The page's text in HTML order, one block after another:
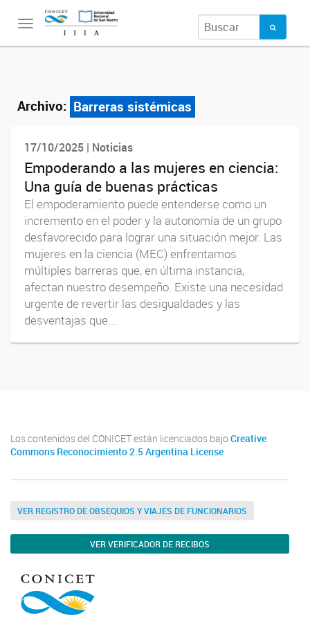
Toggle
navigation
Archivo: Barreras sistémicas
17/10/2025 | Noticias
Empoderando a las mujeres en ciencia:
Una guía de buenas prácticas
El empoderamiento puede entenderse como un
incremento en el poder y la autonomía de un grupo
desfavorecido para lograr una situación mejor. Las
mujeres en la ciencia (MEC) enfrentamos
múltiples barreras que, en última instancia,
afectan nuestro desempeño. Existe una necesidad
urgente de revertir las desigualdades y las
desventajas que...
Los contenidos del CONICET están licenciados bajo Creative
Commons Reconocimiento 2.5 Argentina License
VER REGISTRO DE OBSEQUIOS Y VIAJES DE FUNCIONARIOS
VER VERIFICADOR DE RECIBOS